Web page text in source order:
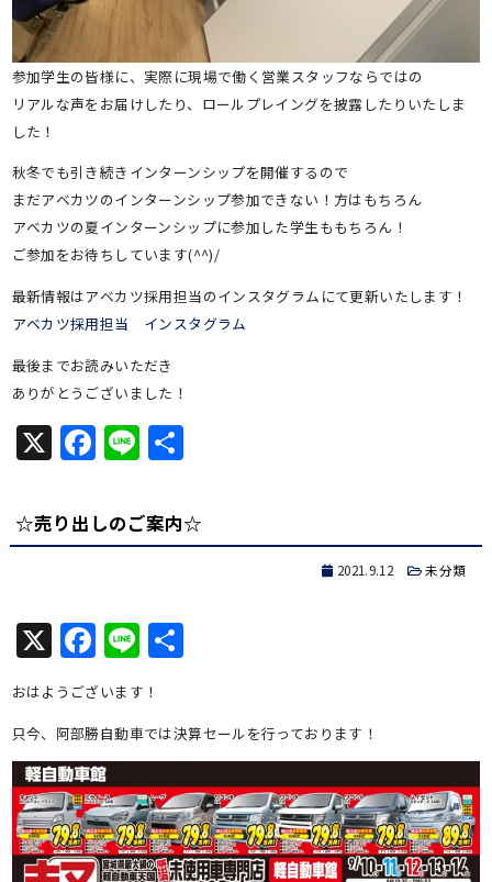
参加学生の皆様に、実際に現場で働く営業スタッフならではの
リアルな声をお届けしたり、ロールプレイングを披露したりいたしま
した！
秋冬でも引き続きインターンシップを開催するので
まだアベカツのインターンシップ参加できない！方はもちろん
アベカツの夏インターンシップに参加した学生ももちろん！
ご参加をお待ちしています(^^)/
最新情報はアベカツ採用担当のインスタグラムにて更新いたします！
アベカツ採用担当 インスタグラム
最後までお読みいただき
ありがとうございました！
X Facebook
Line共
☆売り出しのご案内☆
2021.9.12 未分類
X Facebook
Line共
おはようございます！
只今、阿部勝自動車では決算セールを行っております！